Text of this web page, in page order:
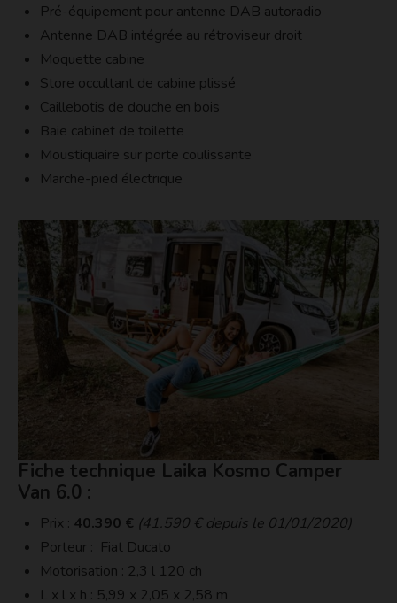
Pré-équipement pour antenne DAB autoradio
Antenne DAB intégrée au rétroviseur droit
Moquette cabine
Store occultant de cabine plissé
Caillebotis de douche en bois
Baie cabinet de toilette
Moustiquaire sur porte coulissante
Marche-pied électrique
Fiche technique Laika Kosmo Camper
Van 6.0 :
Prix : 40.390 € (41.590 € depuis le 01/01/2020)
Porteur : Fiat Ducato
Motorisation : 2,3 l 120 ch
L x l x h : 5,99 x 2,05 x 2,58 m